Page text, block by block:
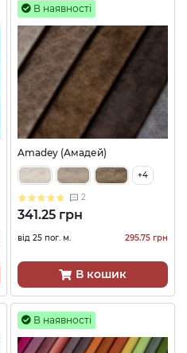
В наявності
Amadey (Амадей)
+4
2
341.25 грн
від 25 пог. м. 295.75 грн
В кошик
В наявності